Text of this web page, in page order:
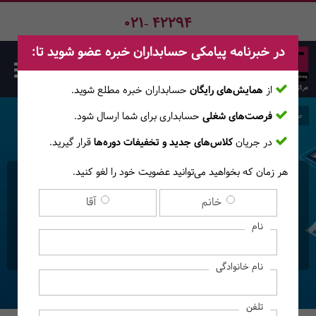
021- 42294
دوره حضوری - آنلاین نحوه
تهیه صورت‌های مالی اساسی
در بخش عمومی
صفحه اصلی دوره‌ها
در خبرنامه پیامکی حسابداران خبره عضو شوید تا:
از همایش‌های رایگان حسابداران خبره مطلع ‎شوید.
فرصت‌های شغلی حسابداری برای شما ارسال شود.
در جریانکلاس‌های جدید و تخفیفات دوره‌هاقرار گیرید.
هر زمان که بخواهید می‌توانید عضویت خود را لغو کنید.
خانم آقا
نام
نام خانوادگی
تلفن